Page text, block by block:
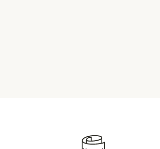
kho thì chúng tôi sẽ gửi hàng qua dịch vụ
41 cm